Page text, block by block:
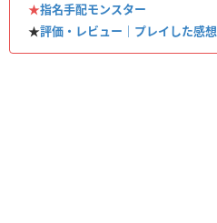
★指名手配モンスター
★評価・レビュー｜プレイした感想